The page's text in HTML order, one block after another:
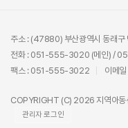
주소 : (47880) 부산광역시 동래구
전화 : 051-555-3020 (메인) /
팩스 : 051-555-3022
이메
COPYRIGHT (C) 2026 지역아동
관리자 로그인